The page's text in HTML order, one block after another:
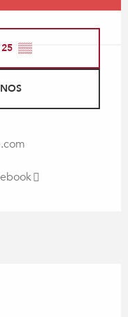
▒▒